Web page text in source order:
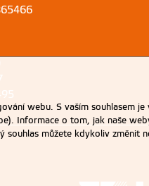
webu. S vaším souhlasem je
Informace o tom, jak naše
souhlas můžete kdykoliv změnit